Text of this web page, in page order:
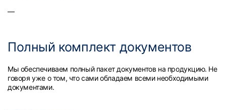
—
Полный комплект документов
Мы обеспечиваем полный пакет документов на продукцию. Не
говоря уже о том, что сами обладаем всеми необходимыми
документами.